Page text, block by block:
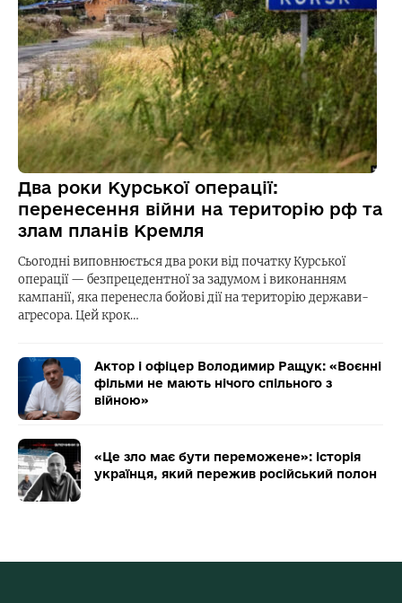
Два роки Курської операції:
перенесення війни на територію рф та
злам планів Кремля
Сьогодні виповнюється два роки від початку Курської
операції — безпрецедентної за задумом і виконанням
кампанії, яка перенесла бойові дії на територію держави-
агресора. Цей крок…
Актор і офіцер Володимир Ращук: «Воєнні
фільми не мають нічого спільного з
війною»
«Це зло має бути переможене»: історія
українця, який пережив російський полон